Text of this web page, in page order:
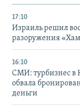
17:10
Израиль решил
разоружения
16:10
СМИ: турбизнес в
обвала
деньги